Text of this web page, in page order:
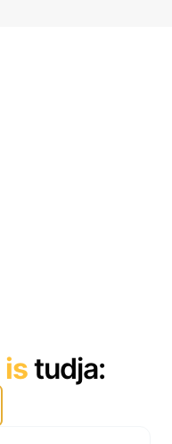
istudja: